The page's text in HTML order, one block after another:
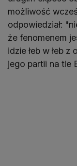
możliwość
odpowiedział:
że fenomenem
idzie łeb w łeb
jego partii na tle